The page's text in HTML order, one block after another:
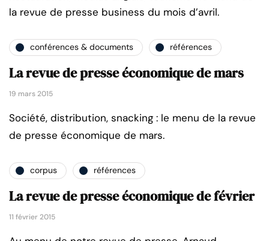
la revue de presse business du mois d’avril.
conférences & documents références
La revue de presse économique de mars
19 mars 2015
Société, distribution, snacking : le menu de la revue
de presse économique de mars.
corpus références
La revue de presse économique de février
11 février 2015